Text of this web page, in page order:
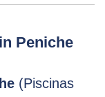
Peniche
(Piscinas